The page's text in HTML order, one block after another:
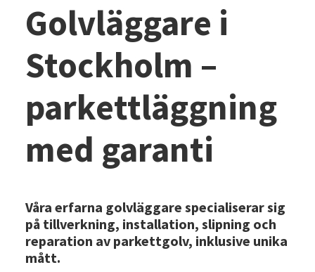
Golvläggare i
Stockholm –
parkettläggning
med garanti
Våra erfarna golvläggare specialiserar sig
på tillverkning, installation, slipning och
reparation av parkettgolv, inklusive unika
mått.